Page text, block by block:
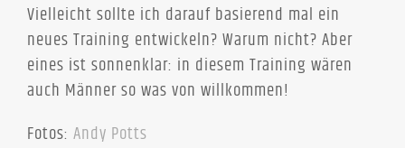
Vielleicht sollte ich darauf basierend mal ein
neues Training entwickeln? Warum nicht? Aber
eines ist sonnenklar: in diesem Training wären
auch Männer so was von willkommen!
Fotos: Andy Potts